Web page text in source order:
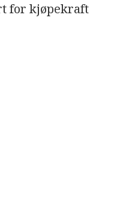
for kjøpekraft